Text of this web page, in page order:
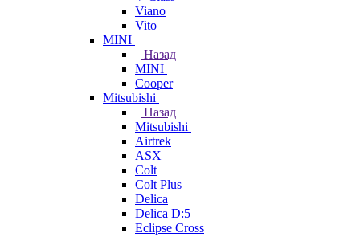
Viano
Vito
MINI
Назад
MINI
Cooper
Mitsubishi
Назад
Mitsubishi
Airtrek
ASX
Colt
Colt Plus
Delica
Delica D:5
Eclipse Cross